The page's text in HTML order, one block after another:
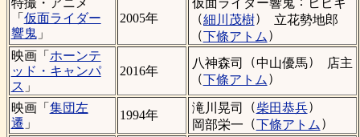
特撮・アニメ
「 仮面ライダー
響鬼」
2005年
仮面ライダー響鬼
ヒビキ
（細川茂樹）
立花勢地郎
（下條アトム ）
映画「 ホーンテ
ッド・キャンパ
ス 」
2016年
八神森司 （中山優馬）
店主
（下條アトム ）
映画「 集団左
遷 」
1994年
滝川晃司 （柴田恭兵）
岡部栄一 （下條アトム ）